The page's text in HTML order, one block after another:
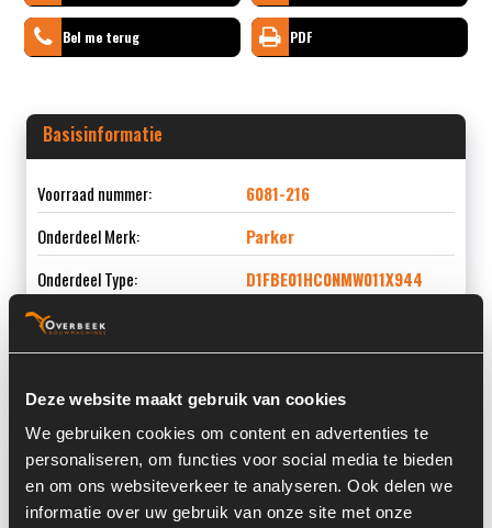
Deze website maakt gebruik van cookies
We gebruiken cookies om content en advertenties te
personaliseren, om functies voor social media te bieden
en om ons websiteverkeer te analyseren. Ook delen we
informatie over uw gebruik van onze site met onze
Bel me terug PDF
Basisinformatie
Voorraad nummer:
6081-216
Onderdeel Merk:
Parker
Onderdeel Type:
D1FBE01HC0NMW011X944
Onderdeel nummer:
Informatie
Locatie: